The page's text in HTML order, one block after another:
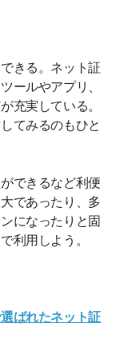
きる。ネット証
ールやアプリ、
充実している。
てみるのもひと
できるなど利便
であったり、多
になったりと固
利用しよう。
ばれたネット証